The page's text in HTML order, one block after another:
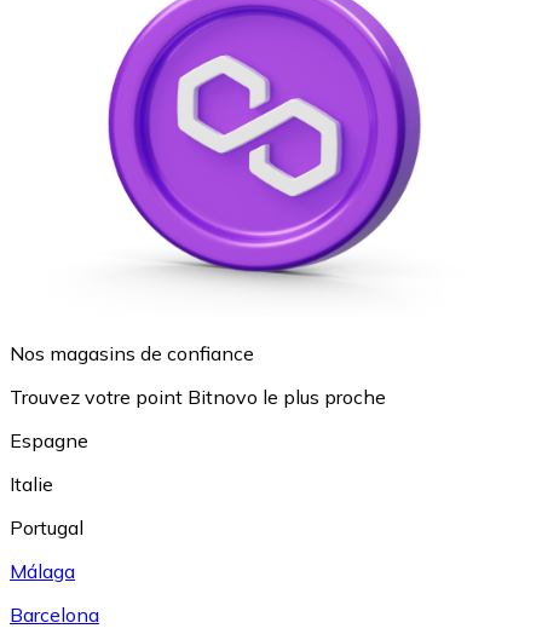
Nos magasins de confiance
Trouvez votre point Bitnovo le plus proche
Espagne
Italie
Portugal
Málaga
Barcelona